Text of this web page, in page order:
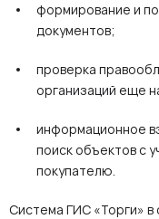
формирование и
документов;
проверка
организаций еще
информационное
поиск объектов с
покупателю.
Система ГИС «Торги» в